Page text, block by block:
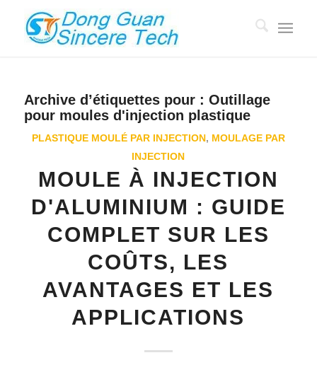
Archive d’étiquettes pour : Outillage
pour moules d'injection plastique
PLASTIQUE MOULÉ PAR INJECTION, MOULAGE PAR
INJECTION
MOULE À INJECTION
D'ALUMINIUM : GUIDE
COMPLET SUR LES
COÛTS, LES
AVANTAGES ET LES
APPLICATIONS